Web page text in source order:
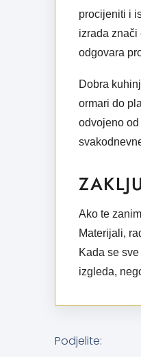
procijeniti i
izrada
odgovara
Dobra
ormari do
odvojeno
Ako te
Materijali,
Kada se
izgleda,
Podjelite: